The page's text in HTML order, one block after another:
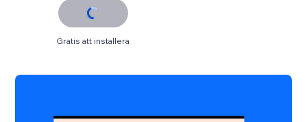
Gratis att installera